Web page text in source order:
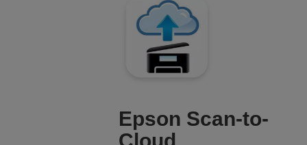
Epson Scan-to-
Cloud